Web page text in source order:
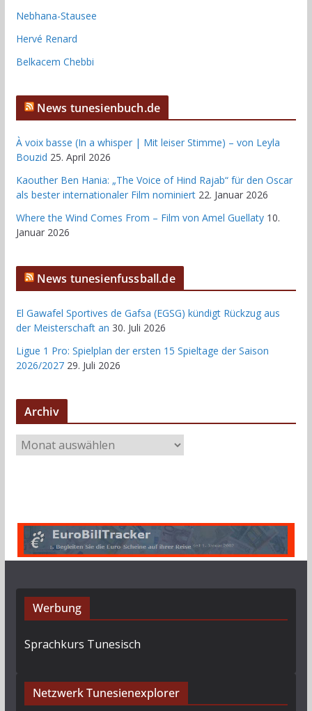
Nebhana-Stausee
Hervé Renard
Belkacem Chebbi
News tunesienbuch.de
À voix basse (In a whisper | Mit leiser Stimme) – von Leyla
Bouzid 25. April 2026
Kaouther Ben Hania: „The Voice of Hind Rajab“ für den Oscar
als bester internationaler Film nominiert 22. Januar 2026
Where the Wind Comes From – Film von Amel Guellaty 10.
Januar 2026
News tunesienfussball.de
El Gawafel Sportives de Gafsa (EGSG) kündigt Rückzug aus
der Meisterschaft an 30. Juli 2026
Ligue 1 Pro: Spielplan der ersten 15 Spieltage der Saison
2026/2027 29. Juli 2026
Archiv
r
Werbung
Sprachkurs Tunesisch
Netzwerk Tunesienexplorer